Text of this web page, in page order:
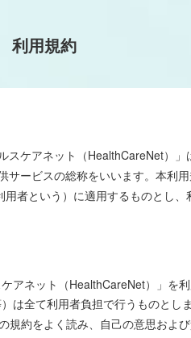
利用規約
ケアネット（HealthCareNet）
ービスの総称をいいます。本利
者という）に適用するものとし
アネット（HealthCareNet）」を利
は全て利用者負担で行うものとしま
約をよく読み、自己の意思およ